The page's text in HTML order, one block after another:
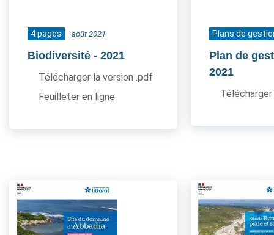
4 pages août 2021
Biodiversité - 2021
Télécharger la version .pdf
Feuilleter en ligne
Plans de
Plan de
2021